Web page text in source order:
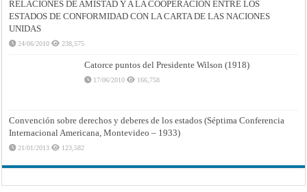
RELACIONES DE AMISTAD Y A LA COOPERACIÓN ENTRE LOS
ESTADOS DE CONFORMIDAD CON LA CARTA DE LAS NACIONES
UNIDAS
24/06/2010 238,575
Catorce puntos del Presidente Wilson (1918)
17/06/2010 166,758
Convención sobre derechos y deberes de los estados (Séptima Conferencia
Internacional Americana, Montevideo – 1933)
21/01/2013 123,582